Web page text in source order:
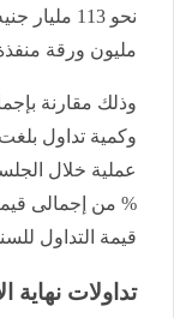
مليون ورقة منفذة على 178
% من إجمالى
قيمة التداول للسندات /
تداولات نهاية